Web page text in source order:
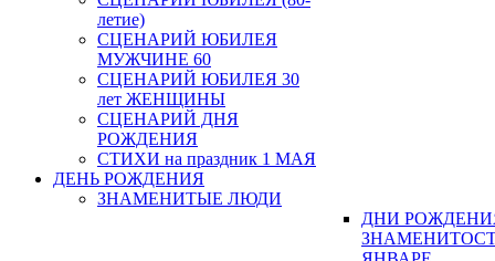
летие)
СЦЕНАРИЙ ЮБИЛЕЯ
МУЖЧИНЕ 60
СЦЕНАРИЙ ЮБИЛЕЯ 30
лет ЖЕНЩИНЫ
СЦЕНАРИЙ ДНЯ
РОЖДЕНИЯ
СТИХИ на праздник 1 МАЯ
ДЕНЬ РОЖДЕНИЯ
ЗНАМЕНИТЫЕ ЛЮДИ
ДНИ